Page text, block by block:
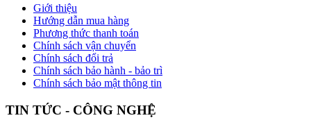
Giới thiệu
Hướng dẫn mua hàng
Phương thức thanh toán
Chính sách vận chuyển
Chính sách đổi trả
Chính sách bảo hành - bảo trì
Chính sách bảo mật thông tin
TIN TỨC - CÔNG NGHỆ